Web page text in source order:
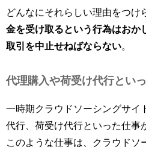
どんなにそれらしい理由をつけ
金を受け取るという行為はおか
取引を中止せねばならない
代理購入や荷受け代行とい
一時期クラウドソーシングサイ
代行、荷受け代行といった仕事
このような仕事は、クラウドソ